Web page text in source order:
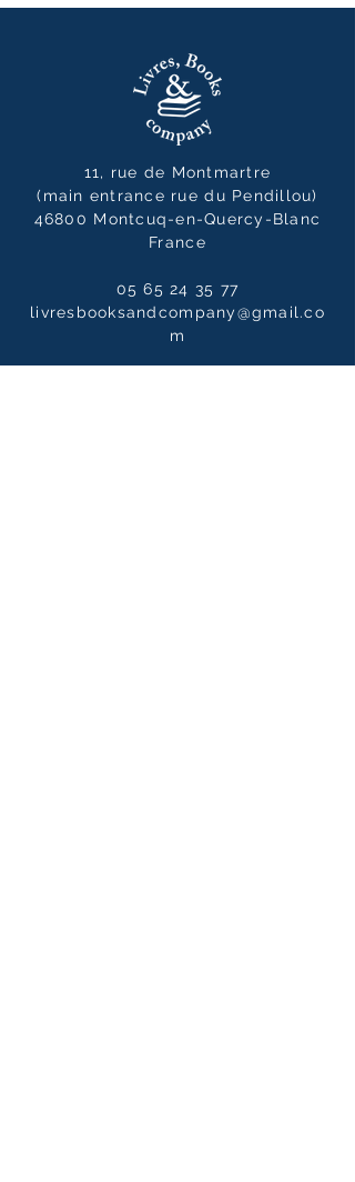
11, rue de Montmartre
(main entrance rue du Pendillou)
46800 Montcuq-en-Quercy-Blanc
France
05 65 24 35 77
livresbooksandcompany@gmail.co
m